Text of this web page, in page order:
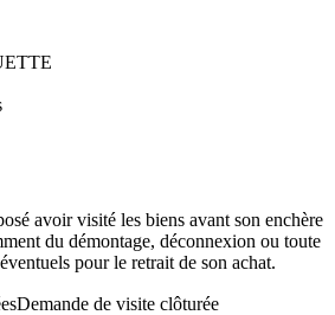
avoir visité les biens avant son enchère
du démontage, déconnexion ou toute
pour le retrait de son achat.
Demande de visite clôturée